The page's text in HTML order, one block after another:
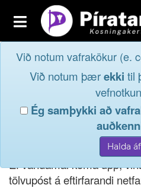
Toggle
navigation
Aðildarfélög
Innskrá
Við notum vafrakökur (e.
Við notum þærekki til
Ég samþykki að
Innskráog
lýðræðinu...
Ef þú hefur gleymt
nota netfang eða kennitölu
Ef vandamál koma upp,
tölvupóst á eftirfarandi